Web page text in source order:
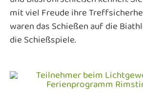
mit viel Freude ihre
waren das Schießen auf die
die Schießspiele.